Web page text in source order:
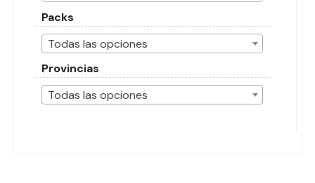
Packs
Todas las opciones
Provincias
Todas las opciones